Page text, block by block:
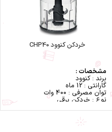
خردکن کنوود CHP40
مشخصات :
برند : کنوود
گارانتی : 12 ماه
توان مصرفی : 400 وات
نوع : خردکن برقی
رنگ : سفید / مشکی